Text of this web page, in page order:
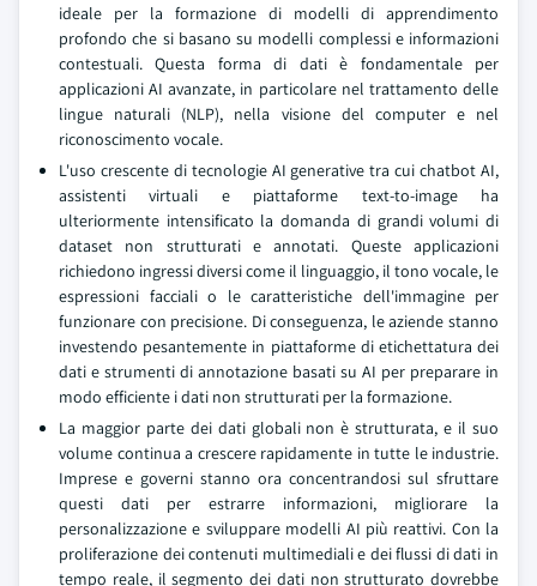
ideale per la formazione di modelli di apprendimento
profondo che si basano su modelli complessi e informazioni
contestuali. Questa forma di dati è fondamentale per
applicazioni AI avanzate, in particolare nel trattamento delle
lingue naturali (NLP), nella visione del computer e nel
riconoscimento vocale.
L'uso crescente di tecnologie AI generative tra cui chatbot AI,
assistenti virtuali e piattaforme text-to-image ha
ulteriormente intensificato la domanda di grandi volumi di
dataset non strutturati e annotati. Queste applicazioni
richiedono ingressi diversi come il linguaggio, il tono vocale, le
espressioni facciali o le caratteristiche dell'immagine per
funzionare con precisione. Di conseguenza, le aziende stanno
investendo pesantemente in piattaforme di etichettatura dei
dati e strumenti di annotazione basati su AI per preparare in
modo efficiente i dati non strutturati per la formazione.
La maggior parte dei dati globali non è strutturata, e il suo
volume continua a crescere rapidamente in tutte le industrie.
Imprese e governi stanno ora concentrandosi sul sfruttare
questi dati per estrarre informazioni, migliorare la
personalizzazione e sviluppare modelli AI più reattivi. Con la
proliferazione dei contenuti multimediali e dei flussi di dati in
tempo reale, il segmento dei dati non strutturato dovrebbe